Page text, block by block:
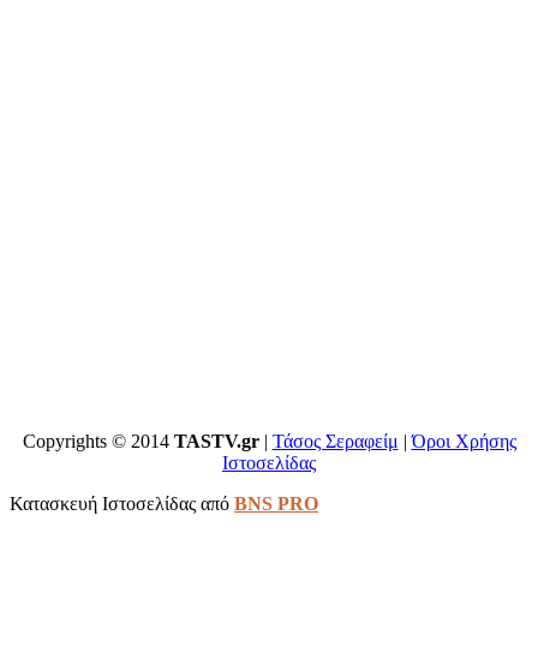
Copyrights © 2014 TASTV.gr| Τάσος Σεραφείμ |Όροι Χρήσης
Ιστοσελίδας
Κατασκευή Ιστοσελίδας από BNS PRO